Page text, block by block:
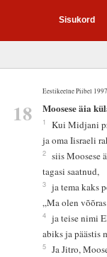
Sisukord
Eestikeelne Piibel 1997
18 Moosese äia
1
Kui Midjani
ja oma Iisraeli
2
siis Moosese
tagasi saatnud,
3
ja tema kaks
„Ma olen
4
ja teise nimi
abiks ja päästis
5
Ja Jitro,